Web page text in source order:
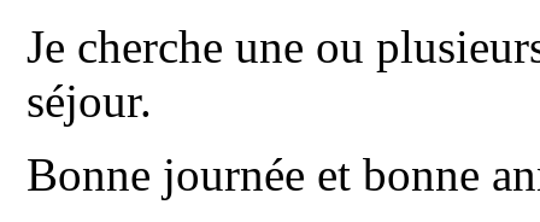
Je cherche une ou
séjour.
Bonne journée et bonne